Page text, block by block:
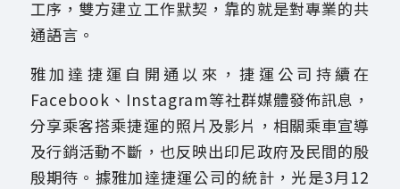
工序，雙方建立工作默契，靠的就是對專業的共
通語言。
雅加達捷運自開通以來，捷運公司持續在
Facebook、Instagram等社群媒體發佈訊息，
分享乘客搭乘捷運的照片及影片，相關乘車宣導
及行銷活動不斷，也反映出印尼政府及民間的殷
殷期待。據雅加達捷運公司的統計，光是3月12